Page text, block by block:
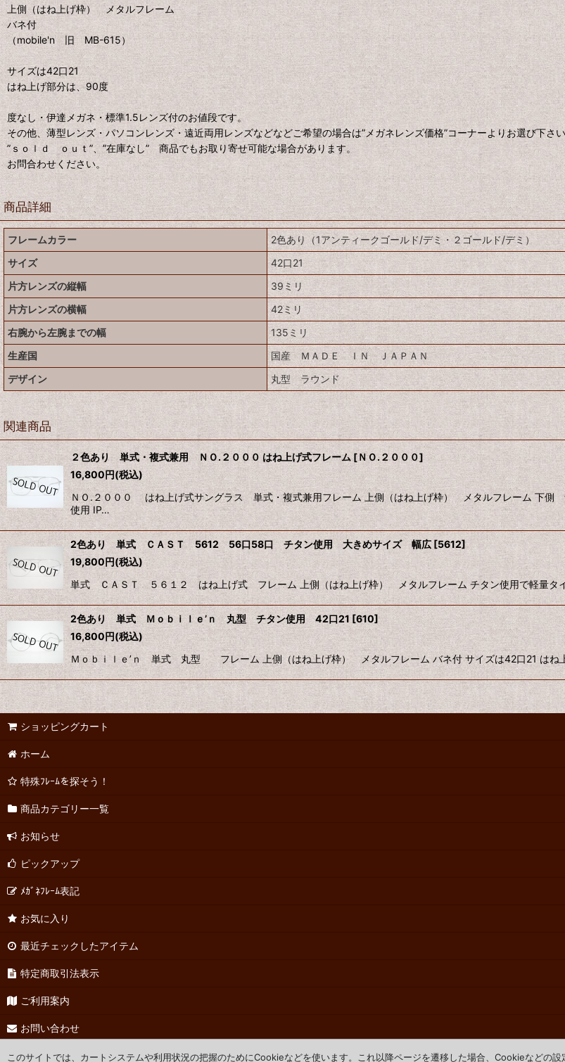
上側（はね上げ枠） メタルフレーム
バネ付
（mobile'n 旧 MB-615）
サイズは42口21
はね上げ部分は、90度
度なし・伊達メガネ・標準1.5レンズ付のお値段です。
その他、薄型レンズ・パソコンレンズ・遠近両用レンズなどなどご希望の場合は”メガネレンズ価格”コーナーよりお選び下さい
”ｓｏｌｄ ｏｕｔ”、”在庫なし” 商品でもお取り寄せ可能な場合があります。
お問合わせください。
商品詳細
フレームカラー
2色あり（1アンティークゴールド/デミ・２ゴールド/デミ）
サイズ
42口21
片方レンズの縦幅
39ミリ
片方レンズの横幅
42ミリ
右腕から左腕までの幅
135ミリ
生産国
国産 ＭＡＤＥ ＩＮ ＪＡＰＡＮ
デザイン
丸型 ラウンド
関連商品
２色あり 単式・複式兼用 ＮＯ.２０００ はね上げ式フレーム [ＮＯ.２０００]
16,800円(税込)
ＮＯ.２０００ はね上げ式サングラス 単式・複式兼用フレーム 上側（はね上げ枠） メタルフレーム 下側
使用 IP…
2色あり 単式 ＣＡＳＴ 5612 56口58口 チタン使用 大きめサイズ 幅広 [5612]
19,800円(税込)
単式 ＣＡＳＴ ５６１２ はね上げ式 フレーム 上側（はね上げ枠） メタルフレーム チタン使用で軽量タ
2色あり 単式 Ｍｏｂｉｌｅ’ｎ 丸型 チタン使用 42口21 [610]
16,800円(税込)
Ｍｏｂｉｌｅ’ｎ 単式 丸型 フレーム 上側（はね上げ枠） メタルフレーム バネ付 サイズは42口21 はね
ショッピングカート
ホーム
特殊ﾌﾚｰﾑを探そう！
商品カテゴリー一覧
お知らせ
ピックアップ
ﾒｶﾞﾈﾌﾚｰﾑ表記
お気に入り
最近チェックしたアイテム
特定商取引法表示
ご利用案内
お問い合わせ
このサイトでは、カートシステムや利用状況の把握のためにCookieなどを使います。これ以降ページを遷移した場合、Cookieなどの